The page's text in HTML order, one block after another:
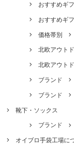
おすすめギ
おすすめギ
価格帯別
北欧アウト
北欧アウト
ブランド
ブランド
靴下・ソックス
ブランド
オイブロ手袋工場に